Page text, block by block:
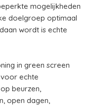
mogelijkheden
doelgroep optimaal
wordt is echte
in green screen
echte
beurzen,
open dagen,